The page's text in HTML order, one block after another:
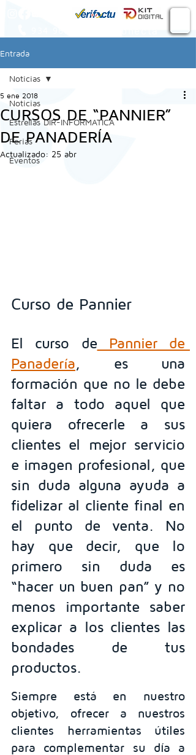
Entrada
Noticias
Estrellas DIR-INFORMATICA
Ferias
Eventos
Noticias
CURSOS DE “PANNIER”
DE PANADERÍA
5 ene 2018
Actualizado: 25 abr
Curso de Pannier
El curso de Pannier de
Panadería, es una
formación que no le debe
faltar a todo aquel que
quiera ofrecerle a sus
clientes el mejor servicio
e imagen profesional, que
sin duda alguna ayuda a
fidelizar al cliente final en
el punto de venta. No
hay que decir, que lo
primero sin duda es
“hacer un buen pan” y no
menos importante saber
explicar a los clientes las
bondades de tus
productos.
Siempre está en nuestro
objetivo, ofrecer a nuestros
clientes herramientas útiles
para complementar su día a